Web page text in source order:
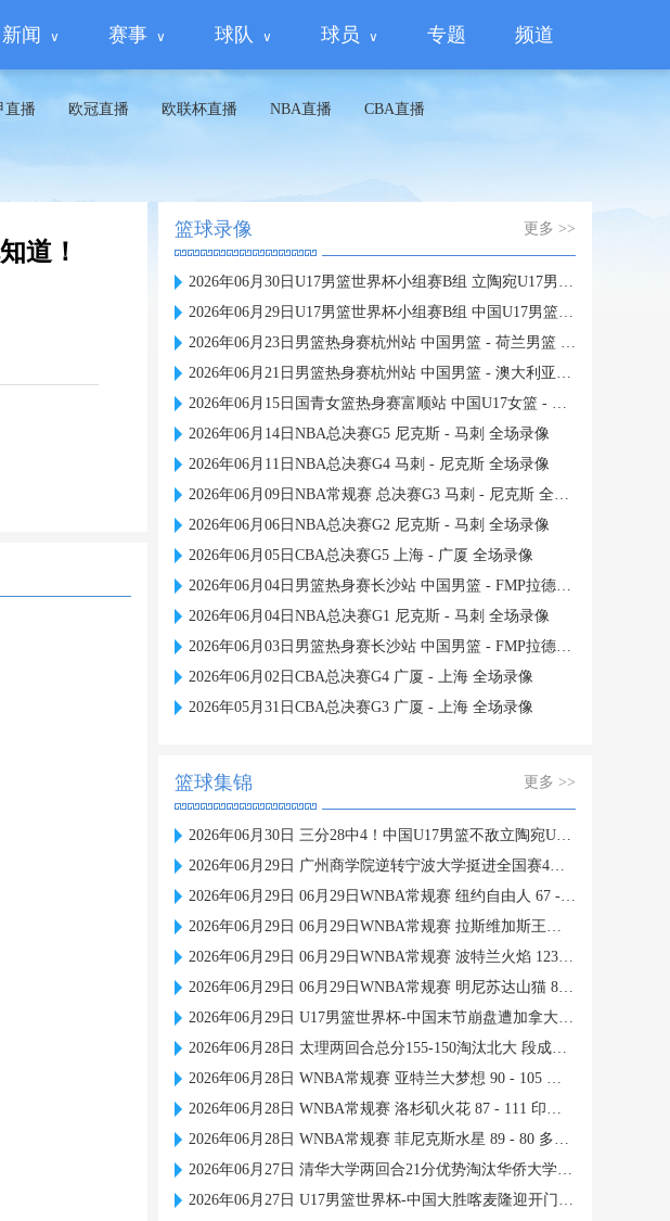
新闻 赛事 球队 球员 专题 频道
直播 欧冠直播 欧联杯直播 NBA直播 CBA直播
道！
篮球录像 更多 >>
2026年06月30日U17男篮世界杯小组赛B组 立陶宛U17男篮 - 中国U17男篮 全场录像
2026年06月29日U17男篮世界杯小组赛B组 中国U17男篮 - 加拿大U17男篮 录像
2026年06月23日男篮热身赛杭州站 中国男篮 - 荷兰男篮 全场录像
2026年06月21日男篮热身赛杭州站 中国男篮 - 澳大利亚男篮 全场录像
2026年06月15日国青女篮热身赛富顺站 中国U17女篮 - 伏伊伏丁那女篮 全场录像
2026年06月14日NBA总决赛G5 尼克斯 - 马刺 全场录像
2026年06月11日NBA总决赛G4 马刺 - 尼克斯 全场录像
2026年06月09日NBA常规赛 总决赛G3 马刺 - 尼克斯 全场录像
2026年06月06日NBA总决赛G2 尼克斯 - 马刺 全场录像
2026年06月05日CBA总决赛G5 上海 - 广厦 全场录像
2026年06月04日男篮热身赛长沙站 中国男篮 - FMP拉德尼基 全场录像
2026年06月04日NBA总决赛G1 尼克斯 - 马刺 全场录像
2026年06月03日男篮热身赛长沙站 中国男篮 - FMP拉德尼基 全场录像
2026年06月02日CBA总决赛G4 广厦 - 上海 全场录像
2026年05月31日CBA总决赛G3 广厦 - 上海 全场录像
篮球集锦 更多 >>
2026年06月30日 三分28中4！中国U17男篮不敌立陶宛U17男篮 石洺豪18分
2026年06月29日 广州商学院逆转宁波大学挺进全国赛4强 曹梓烽33+8 周乾14+13
2026年06月29日 06月29日WNBA常规赛 纽约自由人 67 - 76 金州女武神 集锦
2026年06月29日 06月29日WNBA常规赛 拉斯维加斯王牌 107 - 99 芝加哥天空 集锦
2026年06月29日 06月29日WNBA常规赛 波特兰火焰 123 - 124 华盛顿神秘人 集锦
2026年06月29日 06月29日WNBA常规赛 明尼苏达山猫 85 - 77 达拉斯飞翼 集锦
2026年06月29日 U17男篮世界杯-中国末节崩盘遭加拿大逆转 狂丢40个后场篮板
2026年06月28日 太理两回合总分155-150淘汰北大 段成果21分 邓奕豪空砍24+8
2026年06月28日 WNBA常规赛 亚特兰大梦想 90 - 105 西雅图风暴 全场集锦
2026年06月28日 WNBA常规赛 洛杉矶火花 87 - 111 印第安纳狂热 全场集锦
2026年06月28日 WNBA常规赛 菲尼克斯水星 89 - 80 多伦多节奏 全场集锦
2026年06月27日 清华大学两回合21分优势淘汰华侨大学 郑君豪16分 虎建国23分
2026年06月27日 U17男篮世界杯-中国大胜喀麦隆迎开门红 张懿赵杰23+6